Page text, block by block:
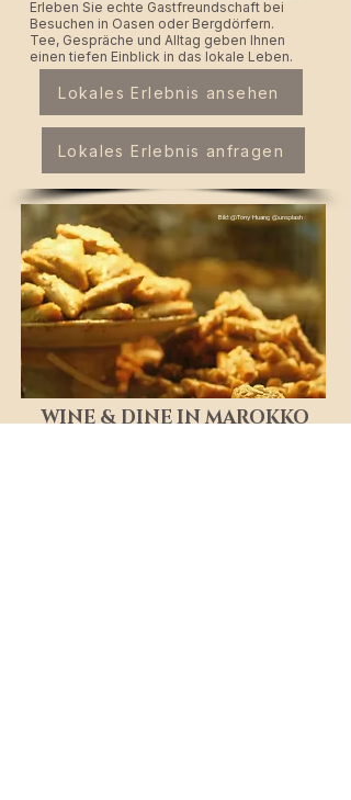
Erleben Sie echte Gastfreundschaft bei
Besuchen in Oasen oder Bergdörfern.
Tee, Gespräche und Alltag geben Ihnen
einen tiefen Einblick in das lokale Leben.
Lokales Erlebnis ansehen
Lokales Erlebnis anfragen
Bild:@Tony Huang @unsplash
WINE & DINE IN MAROKKO